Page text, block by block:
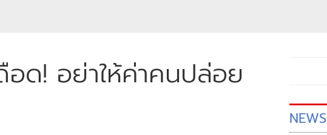
ด! อย่าให้ค่าคนปล่อย